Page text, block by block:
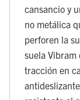
cansancio y
no metálica
perforen la
suela Vibram
tracción en